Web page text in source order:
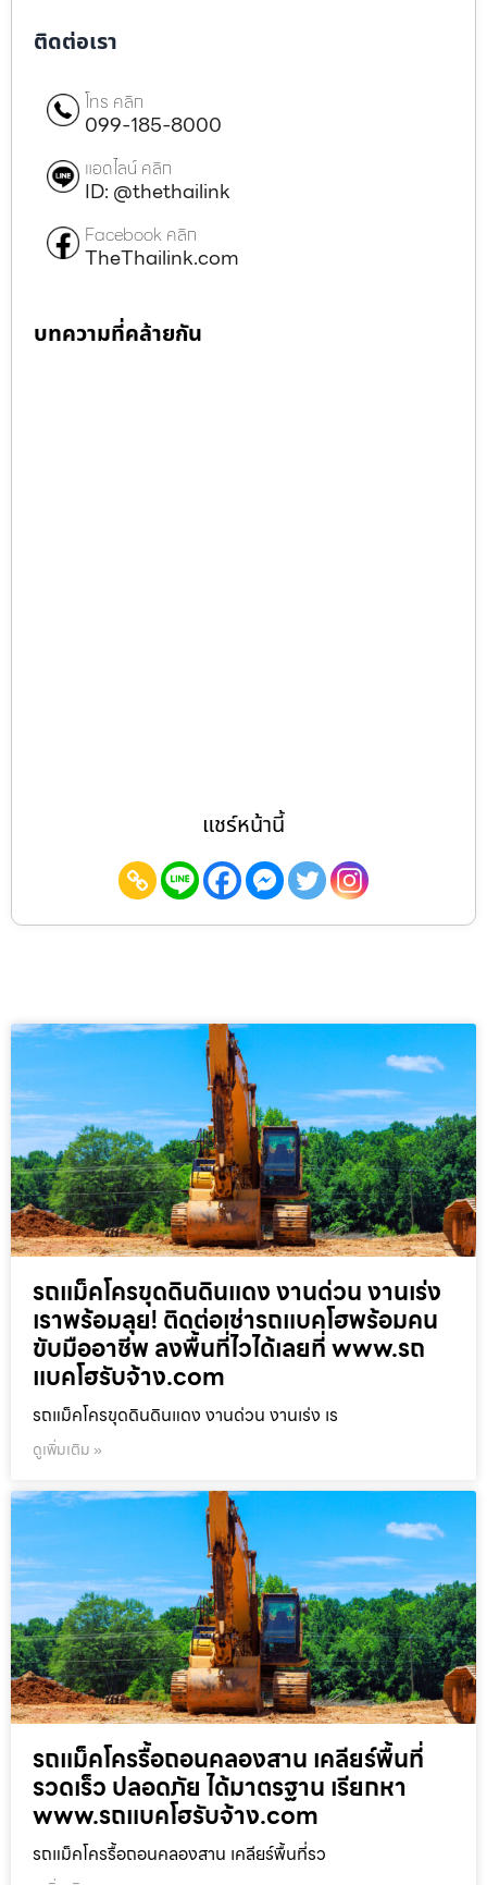
ติดต่อเรา
โทร คลิก
099-185-8000
แอดไลน์ คลิก
ID: @thethailink
Facebook คลิก
TheThailink.com
บทความที่คล้ายกัน
แชร์หน้านี้
รถแม็คโครขุดดินดินแดง งานด่วน งานเร่ง
เราพร้อมลุย! ติดต่อเช่ารถแบคโฮพร้อมคน
ขับมืออาชีพ ลงพื้นที่ไวได้เลยที่ www.รถ
แบคโฮรับจ้าง.com
รถแม็คโครขุดดินดินแดง งานด่วน งานเร่ง เร
ดูเพิ่มเติม »
รถแม็คโครรื้อถอนคลองสาน เคลียร์พื้นที่
รวดเร็ว ปลอดภัย ได้มาตรฐาน เรียกหา
www.รถแบคโฮรับจ้าง.com
รถแม็คโครรื้อถอนคลองสาน เคลียร์พื้นที่รว